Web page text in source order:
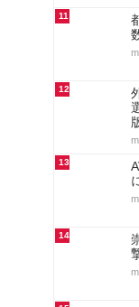
11
12
13
14